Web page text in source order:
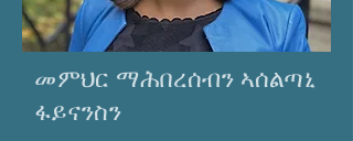
መምህር ማሕበረሰብን ኣሰልጣኒ
ፋይናንስን